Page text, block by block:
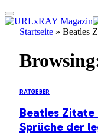
Startseite » Beatles
RATGEBER
Beatles Zitate
Sprüche der